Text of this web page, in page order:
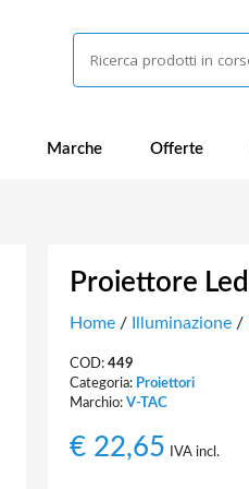
Marche Offerte
Proiettore
Home/ Illuminazione/
COD: 449
Categoria: Proiettori
Marchio: V-TAC
€22,65 IVA incl.